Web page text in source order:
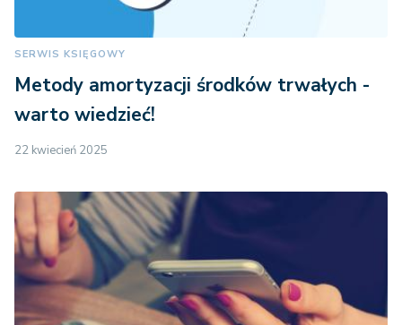
SERWIS KSIĘGOWY
Metody amortyzacji środków trwałych -
warto wiedzieć!
22 kwiecień 2025